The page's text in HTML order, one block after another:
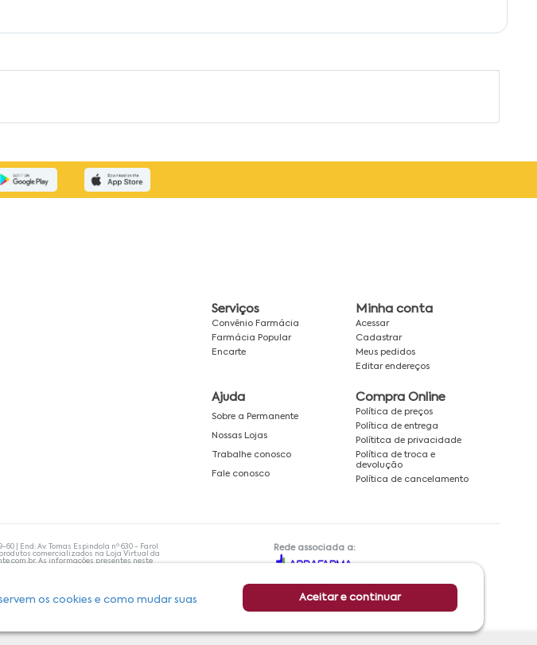
os cookies e como mudar suas
Aceitar e continuar
Serviços
Convênio Farmácia
Farmácia Popular
Encarte
Minha conta
Acessar
Cadastrar
Meus pedidos
Editar endereços
Ajuda
Sobre a Permanente
Nossas Lojas
Trabalhe conosco
Fale conosco
Compra Online
Política de preços
Política de entrega
Polítitca de privacidade
Política de troca e
devolução
Política de cancelamento
| End: Av. Tomas Espindola nº 630 - Farol
produtos comercializados na Loja Virtual da
. As informações presentes neste
o médico está capacitado para
Permanente trabalha com as
dos clientes são compromissos da
Rede associada a: